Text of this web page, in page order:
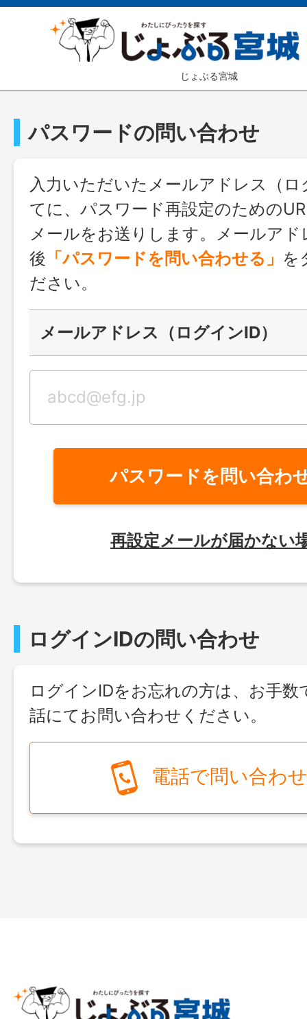
じょぶる宮城
パスワードの問い合わせ
入力いただいたメールアドレス（ロ
てに、パスワード再設定のための
メールをお送りします。メールアド
後 「パスワードを問い合わせる」 を
ださい。
メールアドレス（ログインID）
パスワードを問い合わ
再設定メールが届かない
ログインIDの問い合わせ
ログインIDをお忘れの方は、お手数
話にてお問い合わせください。
電話で問い合わ